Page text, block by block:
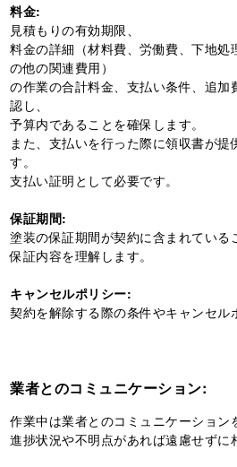
料金:
見積もりの有効期限、
料金の詳細（材料費、労働費、下地処
の他の関連費用）
の作業の合計料金、支払い条件、追加
認し、
予算内であることを確保します。
また、支払いを行った際に領収書が提
す。
支払い証明として必要です。
保証期間:
塗装の保証期間が契約に含まれている
保証内容を理解します。
キャンセルポリシー:
契約を解除する際の条件やキャンセル
業者とのコミュニケーション:
作業中は業者とのコミュニケーション
進捗状況や不明点があれば遠慮せずに